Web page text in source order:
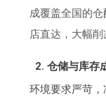
成覆盖全国的
店直达，大幅削
2. 仓储与库存
环境要求严苛